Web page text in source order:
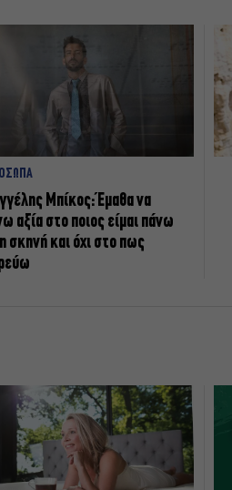
Μπίκος: Έμαθα να
αξία στο ποιος είμαι πάνω
σκηνή και όχι στο πως